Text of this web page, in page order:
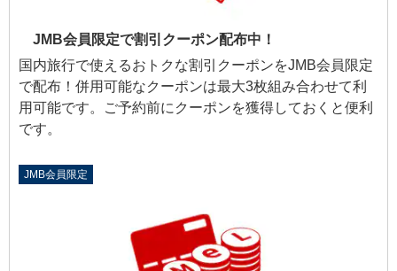
JMB会員限定で割引クーポン配布中！
国内旅行で使えるおトクな割引クーポンをJMB会員限定
で配布！併用可能なクーポンは最大3枚組み合わせて利
用可能です。ご予約前にクーポンを獲得しておくと便利
です。
JMB会員限定